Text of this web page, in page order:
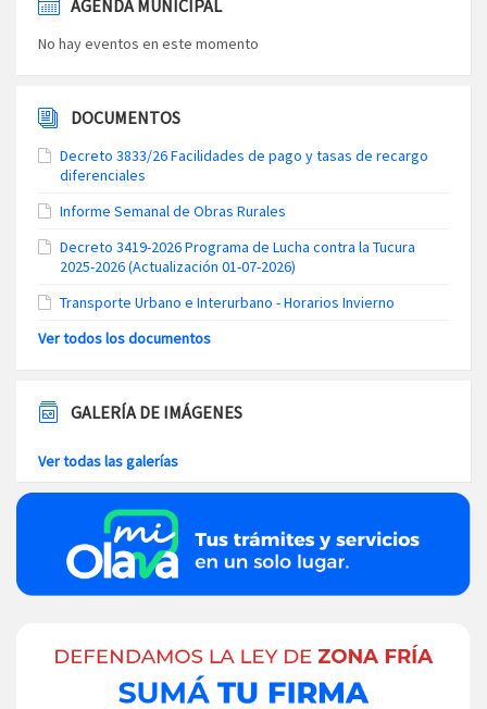
AGENDA MUNICIPAL
No hay eventos en este momento
DOCUMENTOS
Decreto 3833/26 Facilidades de pago y tasas de recargo
diferenciales
Informe Semanal de Obras Rurales
Decreto 3419-2026 Programa de Lucha contra la Tucura
2025-2026 (Actualización 01-07-2026)
Transporte Urbano e Interurbano - Horarios Invierno
Ver todos los documentos
GALERÍA DE IMÁGENES
Ver todas las galerías